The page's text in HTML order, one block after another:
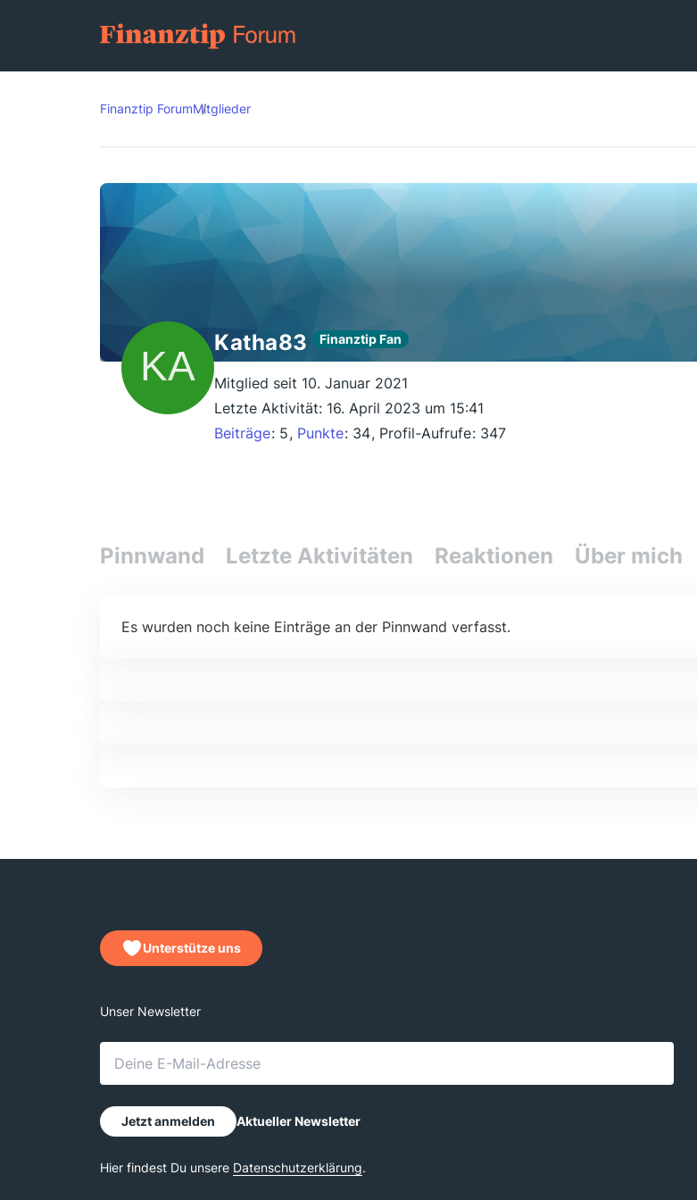
Finanztip ForumMitglieder
Katha83 Finanztip Fan
Mitglied seit 10. Januar 2021
Letzte Aktivität: 16. April 2023 um 15:41
Beiträge 5 Punkte 34 Profil-Aufrufe 347
Pinnwand Letzte Aktivitäten Reaktionen Über mich
Es wurden noch keine Einträge an der Pinnwand verfasst.
Unterstütze uns